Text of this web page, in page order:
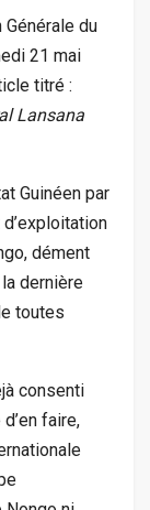
du
21 mai
titré :
Lansana
Guinéen par
dément
dernière
toutes
consenti
faire,